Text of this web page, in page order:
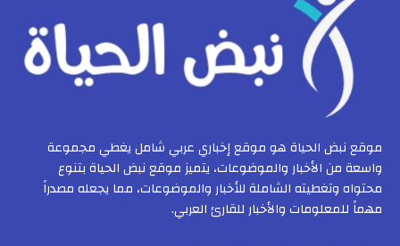
موقع نبض الحياة هو موقع إخباري عربي شامل يغطي مجموعة
واسعة من الأخبار والموضوعات، يتميز موقع نبض الحياة بتنوع
محتواه وتغطيته الشاملة للأخبار والموضوعات، مما يجعله مصدراً
مهماً للمعلومات والأخبار للقارئ العربي.